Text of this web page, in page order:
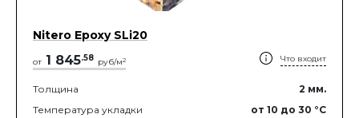
Nitero Epoxy SLi20
от 1 845.58 руб/м2 Что входит
Толщина 2 мм.
Температура укладки
от 10 до 30 °C